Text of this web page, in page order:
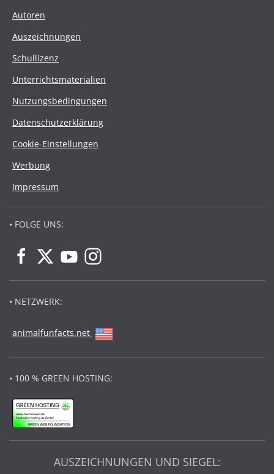
Autoren
Auszeichnungen
Schullizenz
Unterrichtsmaterialien
Nutzungsbedingungen
Datenschutzerklärung
Cookie-Einstellungen
Werbung
Impressum
• FOLGE UNS:
• NETZWERK:
animalfunfacts.net
• 100 % GREEN HOSTING:
AUSZEICHNUNGEN UND SIEGEL: